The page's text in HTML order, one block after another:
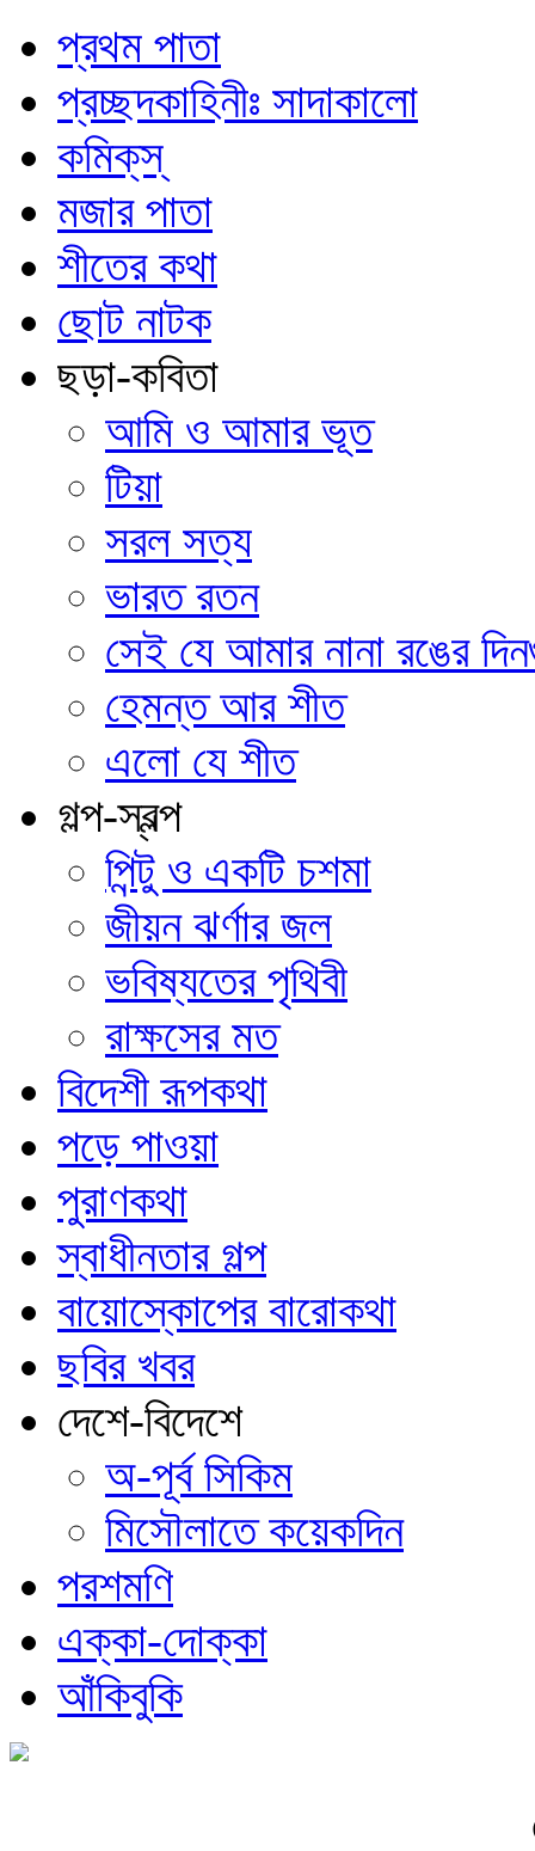
প্রথম পাতা
প্রচ্ছদকাহিনীঃ সাদাকালো
কমিক্‌স্‌
মজার পাতা
শীতের কথা
ছোট নাটক
ছড়া-কবিতা
আমি ও আমার ভূত
টিয়া
সরল সত্য
ভারত রতন
সেই যে আমার নানা রঙের
হেমন্ত আর শীত
এলো যে শীত
গল্প-স্বল্প
পিন্টু ও একটি চশমা
জীয়ন ঝর্ণার জল
ভবিষ্যতের পৃথিবী
রাক্ষসের মত
বিদেশী রূপকথা
পড়ে পাওয়া
পুরাণকথা
স্বাধীনতার গল্প
বায়োস্কোপের বারোকথা
ছবির খবর
দেশে-বিদেশে
অ-পূর্ব সিকিম
মিসৌলাতে কয়েকদিন
পরশমণি
এক্কা-দোক্কা
আঁকিবুকি